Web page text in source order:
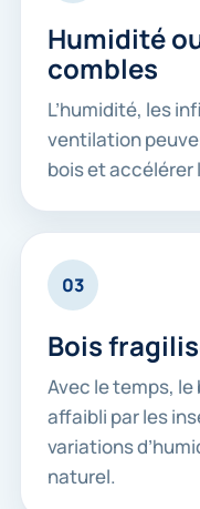
Humidité
combles
L’humidité, les
ventilation
bois et accélérer
03
Bois
Avec le temps,
affaibli par les
variations
naturel.